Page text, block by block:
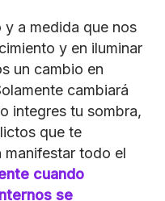
a medida que nos
y en iluminar
un cambio en
cambiará
integres tu sombra,
que te
manifestar todo el
cuando
se